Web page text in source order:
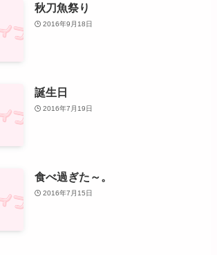
秋刀魚祭り
2016年9月18日
誕生日
2016年7月19日
食べ過ぎた～。
2016年7月15日